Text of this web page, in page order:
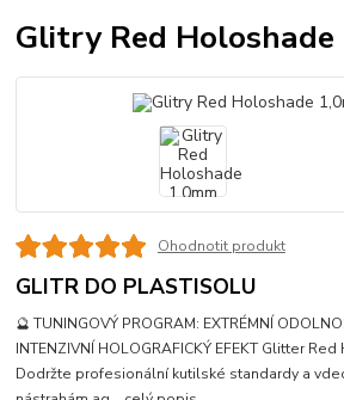
Glitry Red
Ohodnotit produkt
GLITR DO PLASTISOLU
🔮 TUNINGOVÝ PROGRAM: EXTRÉMNÍ
INTENZIVNÍ HOLOGRAFICKÝ EFEKT Glitter
Dodržte profesionální kutilské standardy a